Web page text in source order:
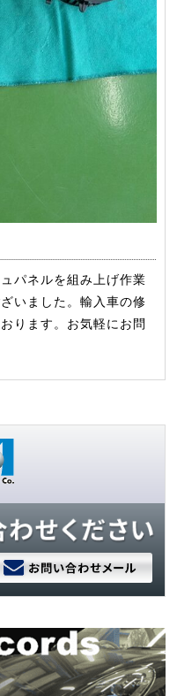
パネルを組み上げ作業
いました。輸入車の修
ります。お気軽にお問